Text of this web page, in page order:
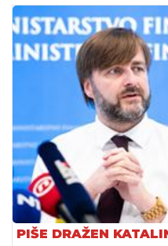
PIŠE DRAŽEN